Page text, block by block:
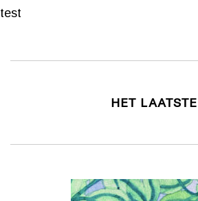
test
HET LAATSTE